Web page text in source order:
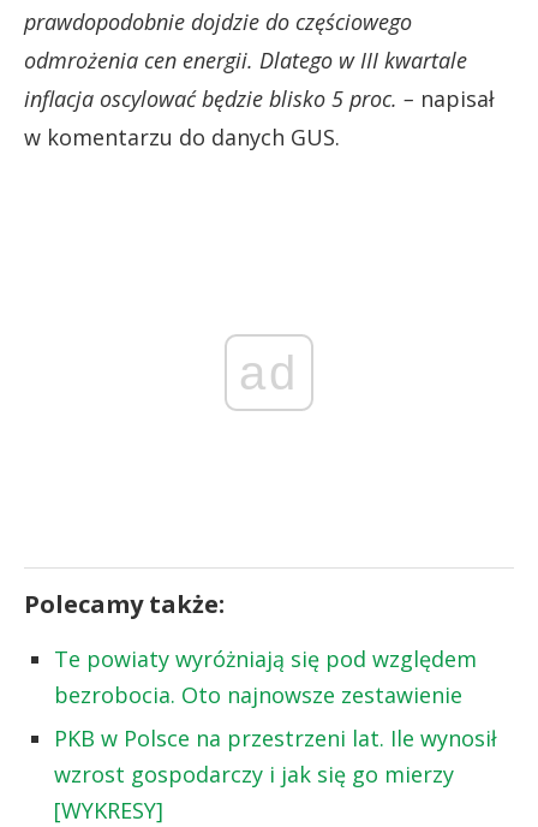
prawdopodobnie dojdzie do częściowego
odmrożenia cen energii. Dlatego w III kwartale
inflacja oscylować będzie blisko 5 proc. – napisał
w komentarzu do danych GUS.
ad
Polecamy także:
Te powiaty wyróżniają się pod względem
bezrobocia. Oto najnowsze zestawienie
PKB w Polsce na przestrzeni lat. Ile wynosił
wzrost gospodarczy i jak się go mierzy
[WYKRESY]